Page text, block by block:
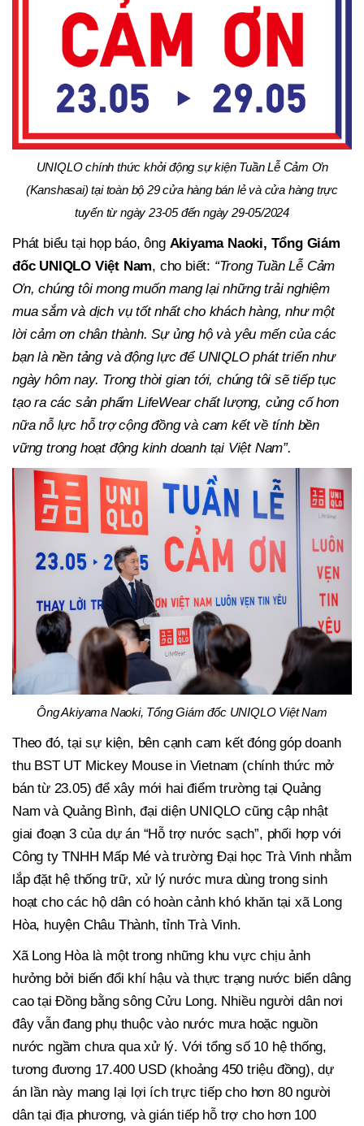
UNIQLO chính thức khởi động sự kiện Tuần Lễ Cảm Ơn
(Kanshasai) tại toàn bộ 29 cửa hàng bán lẻ và cửa hàng trực
tuyến từ ngày 23-05 đến ngày 29-05/2024
Phát biểu tại họp báo, ông Akiyama Naoki, Tổng Giám
đốc UNIQLO Việt Nam, cho biết: “Trong Tuần Lễ Cảm
Ơn, chúng tôi mong muốn mang lại những trải nghiệm
mua sắm và dịch vụ tốt nhất cho khách hàng, như một
lời cảm ơn chân thành. Sự ủng hộ và yêu mến của các
bạn là nền tảng và động lực để UNIQLO phát triển như
ngày hôm nay. Trong thời gian tới, chúng tôi sẽ tiếp tục
tạo ra các sản phẩm LifeWear chất lượng, củng cố hơn
nữa nỗ lực hỗ trợ cộng đồng và cam kết về tính bền
vững trong hoạt động kinh doanh tại Việt Nam”.
Ông Akiyama Naoki, Tổng Giám đốc UNIQLO Việt Nam
Theo đó, tại sự kiện, bên cạnh cam kết đóng góp doanh
thu BST UT Mickey Mouse in Vietnam (chính thức mở
bán từ 23.05) để xây mới hai điểm trường tại Quảng
Nam và Quảng Bình, đại diện UNIQLO cũng cập nhật
giai đoạn 3 của dự án “Hỗ trợ nước sạch”, phối hợp với
Công ty TNHH Mấp Mé và trường Đại học Trà Vinh nhằm
lắp đặt hệ thống trữ, xử lý nước mưa dùng trong sinh
hoạt cho các hộ dân có hoàn cảnh khó khăn tại xã Long
Hòa, huyện Châu Thành, tỉnh Trà Vinh.
Xã Long Hòa là một trong những khu vực chịu ảnh
hưởng bởi biến đổi khí hậu và thực trạng nước biển dâng
cao tại Đồng bằng sông Cửu Long. Nhiều người dân nơi
đây vẫn đang phụ thuộc vào nước mưa hoặc nguồn
nước ngầm chưa qua xử lý. Với tổng số 10 hệ thống,
tương đương 17.400 USD (khoảng 450 triệu đồng), dự
án lần này mang lại lợi ích trực tiếp cho hơn 80 người
dân tại địa phương, và gián tiếp hỗ trợ cho hơn 100